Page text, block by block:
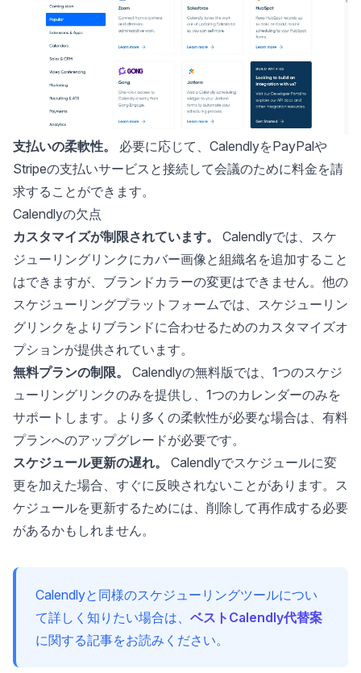
支払いの柔軟性。
必要に応じて、CalendlyをPayPalや
Stripeの支払いサービスと接続して会議のために料金を請
求することができます。
Calendlyの欠点
カスタマイズが制限されています。
Calendlyでは、スケ
ジューリングリンクにカバー画像と組織名を追加すること
はできますが、ブランドカラーの変更はできません。他の
スケジューリングプラットフォームでは、スケジューリン
グリンクをよりブランドに合わせるためのカスタマイズオ
プションが提供されています。
無料プランの制限。
Calendlyの無料版では、1つのスケジ
ューリングリンクのみを提供し、1つのカレンダーのみを
サポートします。より多くの柔軟性が必要な場合は、有料
プランへのアップグレードが必要です。
スケジュール更新の遅れ。
Calendlyでスケジュールに変
更を加えた場合、すぐに反映されないことがあります。ス
ケジュールを更新するためには、削除して再作成する必要
があるかもしれません。
Calendlyと同様のスケジューリングツールについ
て詳しく知りたい場合は、 ベストCalendly代替案
に関する記事をお読みください。